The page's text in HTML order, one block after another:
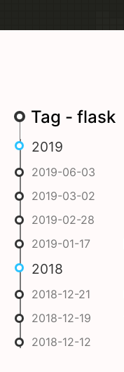
Tag - flask
2019
2019-06-03
2019-03-02
2019-02-28
2019-01-17
2018
2018-12-21
2018-12-19
2018-12-12